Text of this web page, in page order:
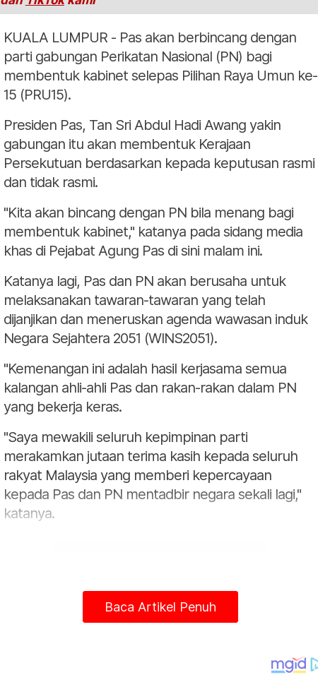
KUALA LUMPUR - Pas akan berbincang dengan
parti gabungan Perikatan Nasional (PN) bagi
membentuk kabinet selepas Pilihan Raya Umun ke-
15 (PRU15).
Presiden Pas, Tan Sri Abdul Hadi Awang yakin
gabungan itu akan membentuk Kerajaan
Persekutuan berdasarkan kepada keputusan rasmi
dan tidak rasmi.
"Kita akan bincang dengan PN bila menang bagi
membentuk kabinet," katanya pada sidang media
khas di Pejabat Agung Pas di sini malam ini.
Katanya lagi, Pas dan PN akan berusaha untuk
melaksanakan tawaran-tawaran yang telah
dijanjikan dan meneruskan agenda wawasan induk
Negara Sejahtera 2051 (WINS2051).
"Kemenangan ini adalah hasil kerjasama semua
kalangan ahli-ahli Pas dan rakan-rakan dalam PN
yang bekerja keras.
"Saya mewakili seluruh kepimpinan parti
merakamkan jutaan terima kasih kepada seluruh
rakyat Malaysia yang memberi kepercayaan
kepada Pas dan PN mentadbir negara sekali lagi,"
katanya.
Baca Artikel Penuh